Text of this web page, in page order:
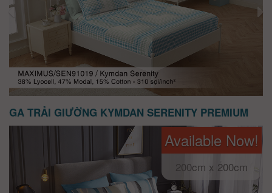
GA TRẢI GIƯỜNG KYMDAN SERENITY PREMIUM
Available Now!
200cm x 200cm